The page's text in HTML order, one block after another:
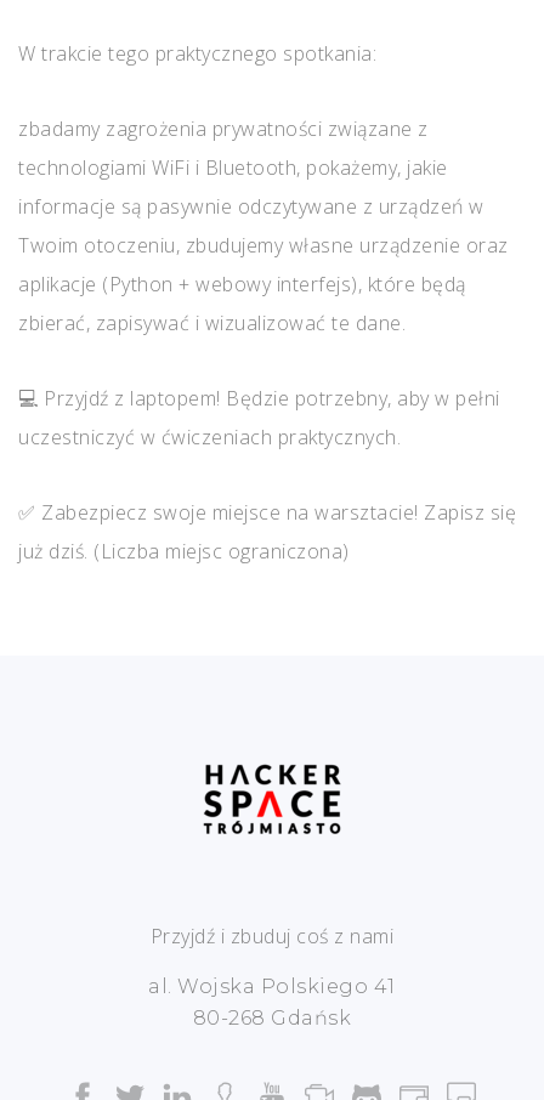
W trakcie tego praktycznego spotkania:
zbadamy zagrożenia prywatności związane z
technologiami WiFi i Bluetooth, pokażemy, jakie
informacje są pasywnie odczytywane z urządzeń w
Twoim otoczeniu, zbudujemy własne urządzenie oraz
aplikacje (Python + webowy interfejs), które będą
zbierać, zapisywać i wizualizować te dane.
💻 Przyjdź z laptopem! Będzie potrzebny, aby w pełni
uczestniczyć w ćwiczeniach praktycznych.
✅ Zabezpiecz swoje miejsce na warsztacie! Zapisz się
już dziś. (Liczba miejsc ograniczona)
Przyjdź i zbuduj coś z nami
al. Wojska Polskiego 41
80-268 Gdańsk